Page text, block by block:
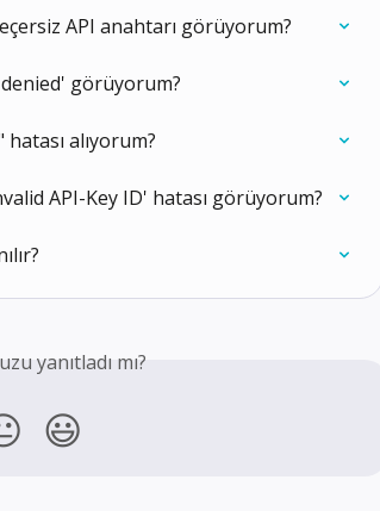
API anahtarı görüyorum?
görüyorum?
alıyorum?
API-Key ID' hatası görüyorum?
yanıtladı mı?
😃